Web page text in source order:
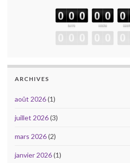
ARCHIVES
août 2026(1)
juillet 2026(3)
mars 2026(2)
janvier 2026(1)